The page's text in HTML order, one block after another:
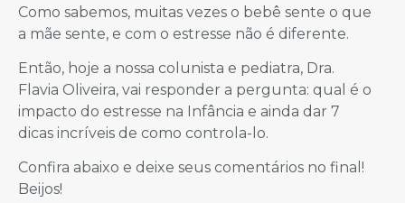
Como sabemos, muitas vezes o bebê sente o que
a mãe sente, e com o estresse não é diferente.
Então, hoje a nossa colunista e pediatra, Dra.
Flavia Oliveira, vai responder a pergunta: qual é o
impacto do estresse na Infância e ainda dar 7
dicas incríveis de como controla-lo.
Confira abaixo e deixe seus comentários no final!
Beijos!